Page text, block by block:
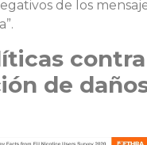
de los
de